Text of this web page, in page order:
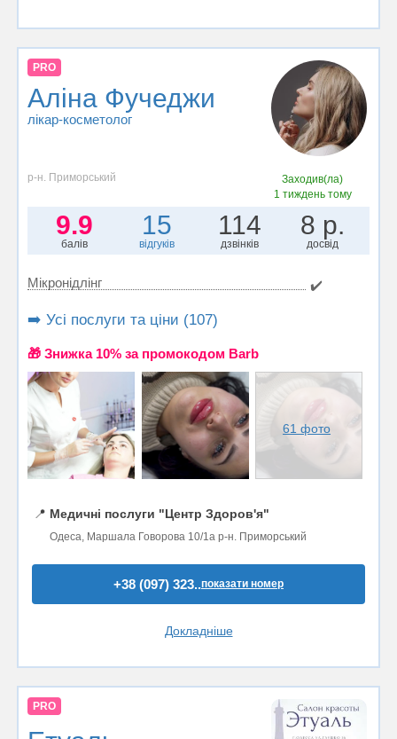
PRO
Аліна Фучеджи
лікар-косметолог
р-н. Приморський
Заходив(ла)
1 тиждень тому
9.9
балів
15
відгуків
114
дзвінків
8 р.
досвід
Мікронідлінг ✔️
➡️ Усі послуги та ціни (107)
🎁 Знижка 10% за промокодом Barb
61 фото
📍 Медичні послуги "Центр Здоров'я"
Одеса, Маршала Говорова 10/1а р-н. Приморський
+38 (097) 323..показати номер
Докладніше
PRO